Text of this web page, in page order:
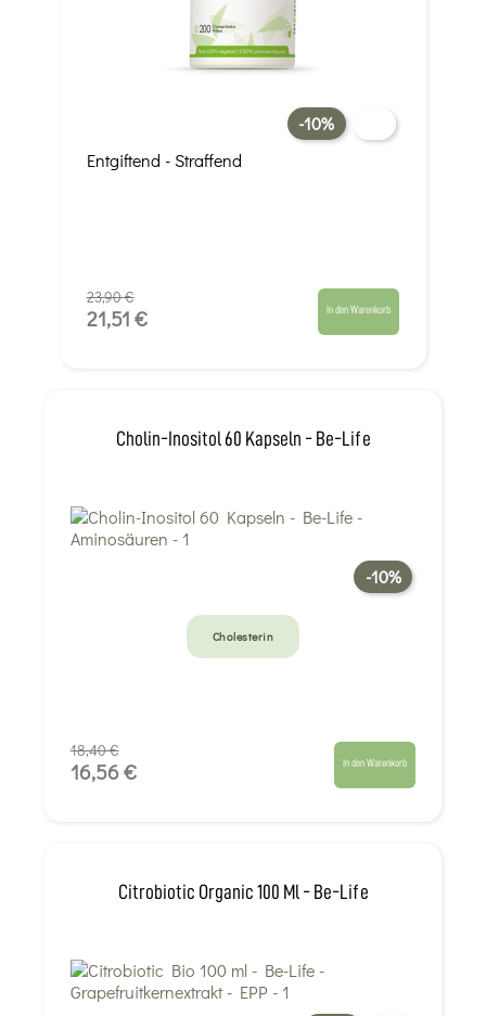
-10%
Entgiftend - Straffend
23,90 €
21,51 € In den Warenkorb
Cholin-Inositol 60 Kapseln - Be-Life
-10%
Cholesterin
18,40 €
16,56 € In den Warenkorb
Citrobiotic Organic 100 Ml - Be-Life